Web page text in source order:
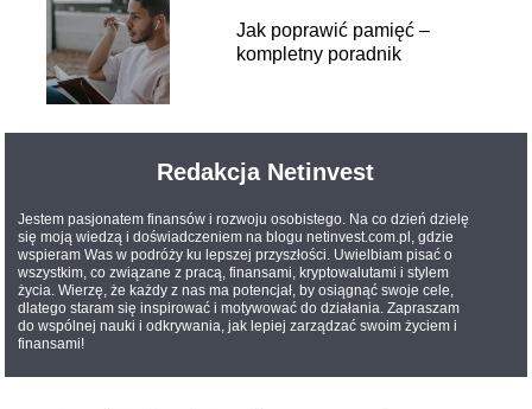
Jak poprawić pamięć –
kompletny poradnik
Redakcja Netinvest
Jestem pasjonatem finansów i rozwoju osobistego. Na co dzień dzielę
się moją wiedzą i doświadczeniem na blogu netinvest.com.pl, gdzie
wspieram Was w podróży ku lepszej przyszłości. Uwielbiam pisać o
wszystkim, co związane z pracą, finansami, kryptowalutami i stylem
życia. Wierzę, że każdy z nas ma potencjał, by osiągnąć swoje cele,
dlatego staram się inspirować i motywować do działania. Zapraszam
do wspólnej nauki i odkrywania, jak lepiej zarządzać swoim życiem i
finansami!